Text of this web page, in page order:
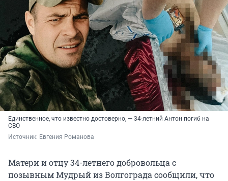
Единственное, что известно достоверно, — 34-летний Антон погиб на
СВО
Источник: Евгения Романова
Матери и отцу 34-летнего добровольца с
позывным Мудрый из Волгограда сообщили, что